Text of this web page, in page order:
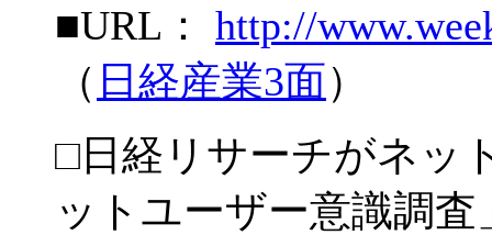
■URL： http://
（ 日経産業3面）
□日経リサーチがネッ
ットユーザー意識調